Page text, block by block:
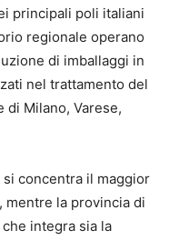
principali poli italiani
regionale operano
di imballaggi in
nel trattamento del
Milano, Varese,
si concentra il maggior
mentre la provincia di
integra sia la